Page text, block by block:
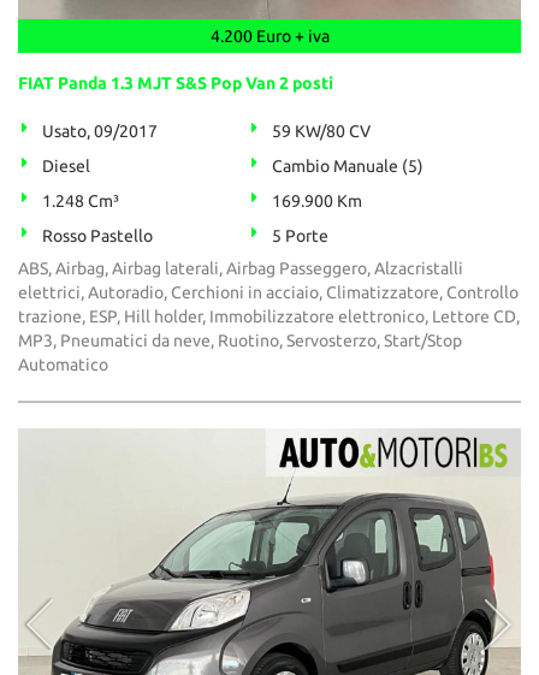
4.200 Euro + iva
FIAT Panda 1.3 MJT S&S Pop Van 2 posti
Usato, 09/2017
59 KW/80 CV
Diesel
Cambio Manuale (5)
1.248 Cm³
169.900 Km
Rosso Pastello
5 Porte
ABS, Airbag, Airbag laterali, Airbag Passeggero, Alzacristalli
elettrici, Autoradio, Cerchioni in acciaio, Climatizzatore, Controllo
trazione, ESP, Hill holder, Immobilizzatore elettronico, Lettore CD,
MP3, Pneumatici da neve, Ruotino, Servosterzo, Start/Stop
Automatico